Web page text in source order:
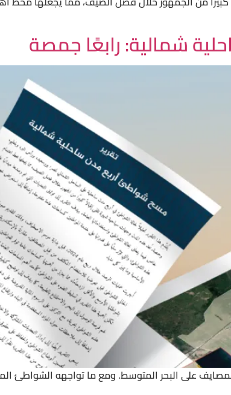
شمالية: رابعًا جمصة
على البحر المتوسط. ومع ما تواجهه الشواطئ